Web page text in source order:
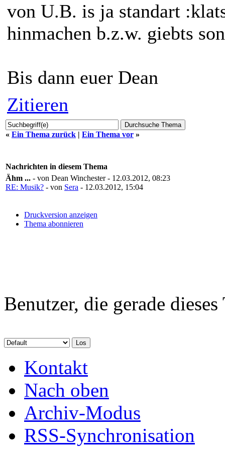
von U.B. is ja standart
hinmachen b.z.w. giebts
Bis dann euer Dean
Zitieren
« Ein Thema zurück | Ein Thema vor »
Nachrichten in diesem Thema
Ähm ... - von Dean Winchester - 12.03.2012, 08:23
RE: Musik? - von Sera - 12.03.2012, 15:04
Druckversion anzeigen
Thema abonnieren
Benutzer, die gerade
Kontakt
Nach oben
Archiv-Modus
RSS-Synchronisation